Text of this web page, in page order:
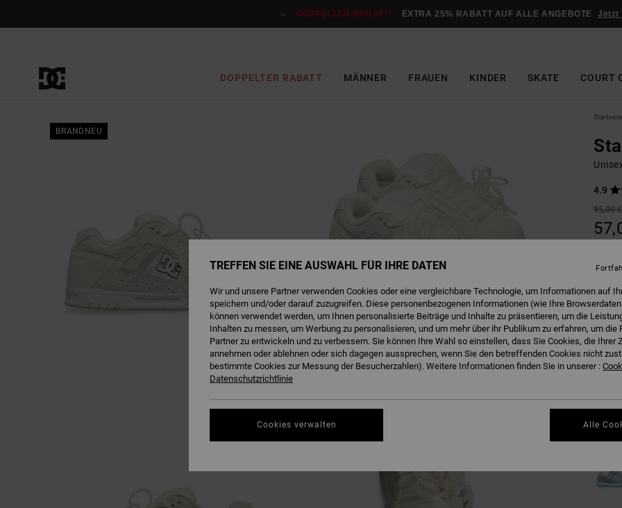
DOPPELTER RABATT*: EXTRA 25% RABATT AUF ALLE ANGEBOTE Jetzt
DOPPELTER RABATT MÄNNER FRAUEN KINDER SKATE COURT
BRANDNEU
Startseite
4.9
95,00 €
Farbe
TREFFEN SIE EINE AUSWAHL FÜR IHRE DATEN
Wir und unsere Partner verwenden Cookies oder eine vergleichbare Technologie, um Informationen auf
speichern und/oder darauf zuzugreifen. Diese personenbezogenen Informationen (wie Ihre
können verwendet werden, um Ihnen personalisierte Beiträge und Inhalte zu präsentieren, um die
Inhalten zu messen, um Werbung zu personalisieren, und um mehr über ihr Publikum zu erfahren, um die
Partner zu entwickeln und zu verbessern. Sie können Ihre Wahl so einstellen, dass Sie Cookies, die Ihrer
annehmen oder ablehnen oder sich dagegen aussprechen, wenn Sie den betreffenden Cookies nicht
bestimmte Cookies zur Messung der Besucherzahlen). Weitere Informationen finden Sie in unserer :
Datenschutzrichtlinie
Cookies verwalten Alle